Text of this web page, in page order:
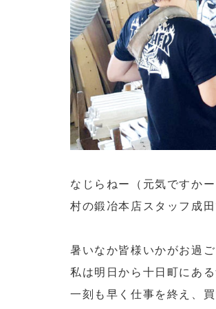
なじらねー（元気ですかー
村の鍛冶本店スタッフ成田
暑いなか皆様いかがお過
私は明日から十日町にあ
一刻も早く仕事を終え、